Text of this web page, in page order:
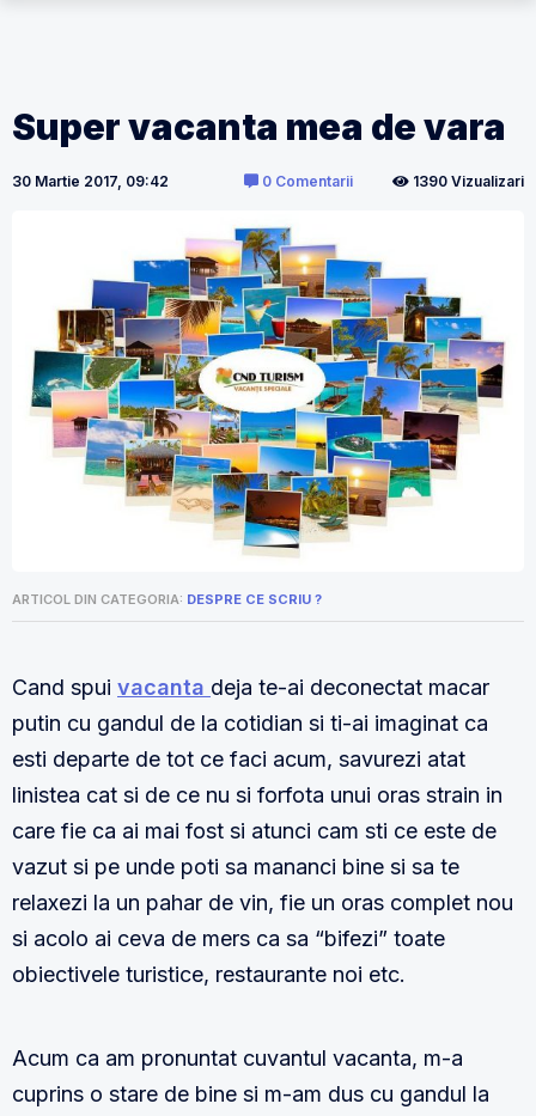
Super vacanta mea de vara
30 Martie 2017, 09:42 0 Comentarii 1390 Vizualizari
ARTICOL DIN CATEGORIA: DESPRE CE SCRIU ?
Cand spui vacanta deja te-ai deconectat macar
putin cu gandul de la cotidian si ti-ai imaginat ca
esti departe de tot ce faci acum, savurezi atat
linistea cat si de ce nu si forfota unui oras strain in
care fie ca ai mai fost si atunci cam sti ce este de
vazut si pe unde poti sa mananci bine si sa te
relaxezi la un pahar de vin, fie un oras complet nou
si acolo ai ceva de mers ca sa “bifezi” toate
obiectivele turistice, restaurante noi etc.
Acum ca am pronuntat cuvantul vacanta, m-a
cuprins o stare de bine si m-am dus cu gandul la